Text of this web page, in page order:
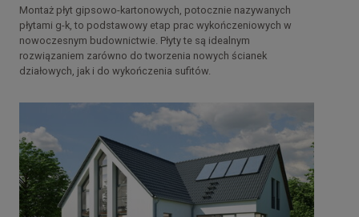
Montaż płyt gipsowo-kartonowych, potocznie nazywanych
płytami g-k, to podstawowy etap prac wykończeniowych w
nowoczesnym budownictwie. Płyty te są idealnym
rozwiązaniem zarówno do tworzenia nowych ścianek
działowych, jak i do wykończenia sufitów.